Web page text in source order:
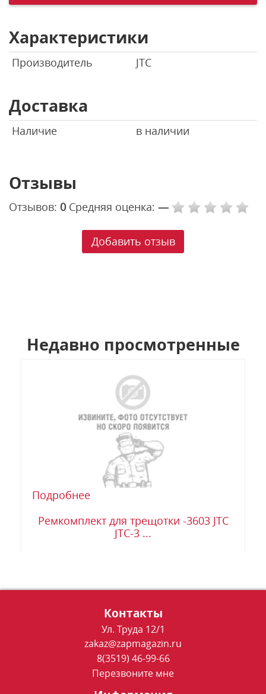
Характеристики
Производитель JTC
Доставка
Наличие в наличии
Отзывы
Отзывов: 0 Средняя оценка: —
Добавить отзыв
Недавно просмотренные
Подробнее
Ремкомплект для трещотки -3603 JTC
JTC-3 ...
Контакты
Ул. Труда 12/1
zakaz@zapmagazin.ru
8(3519) 46-99-66
Перезвоните мне